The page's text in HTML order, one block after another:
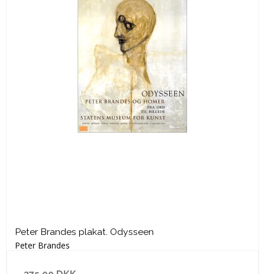
Peter Brandes plakat. Odysseen
Peter Brandes